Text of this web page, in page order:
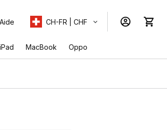
Aide CH-FR | CHF
iPad MacBook Oppo